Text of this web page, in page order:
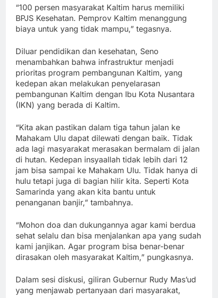
“100 persen masyarakat Kaltim harus memiliki
BPJS Kesehatan. Pemprov Kaltim menanggung
biaya untuk yang tidak mampu,” tegasnya.
Diluar pendidikan dan kesehatan, Seno
menambahkan bahwa infrastruktur menjadi
prioritas program pembangunan Kaltim, yang
kedepan akan melakukan penyelarasan
pembangunan Kaltim dengan Ibu Kota Nusantara
(IKN) yang berada di Kaltim.
“Kita akan pastikan dalam tiga tahun jalan ke
Mahakam Ulu dapat dilewati dengan baik. Tidak
ada lagi masyarakat merasakan bermalam di jalan
di hutan. Kedepan insyaallah tidak lebih dari 12
jam bisa sampai ke Mahakam Ulu. Tidak hanya di
hulu tetapi juga di bagian hilir kita. Seperti Kota
Samarinda yang akan kita bantu untuk
penanganan banjir,” tambahnya.
“Mohon doa dan dukungannya agar kami berdua
sehat selalu dan bisa menjalankan apa yang sudah
kami janjikan. Agar program bisa benar-benar
dirasakan oleh masyarakat Kaltim,” pungkasnya.
Dalam sesi diskusi, giliran Gubernur Rudy Mas’ud
yang menjawab pertanyaan dari masyarakat,